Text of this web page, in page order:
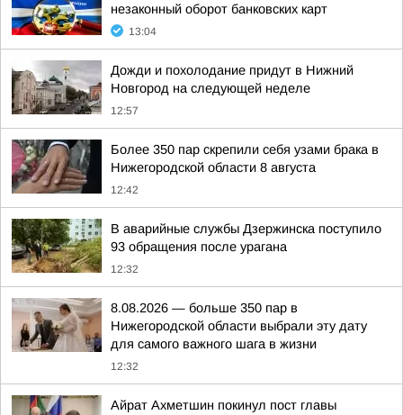
незаконный оборот банковских карт
13:04
Дожди и похолодание придут в Нижний
Новгород на следующей неделе
12:57
Более 350 пар скрепили себя узами брака в
Нижегородской области 8 августа
12:42
В аварийные службы Дзержинска поступило
93 обращения после урагана
12:32
8.08.2026 — больше 350 пар в
Нижегородской области выбрали эту дату
для самого важного шага в жизни
12:32
Айрат Ахметшин покинул пост главы